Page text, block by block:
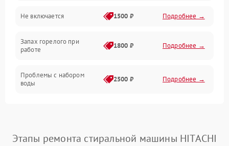
Не включается 1500 ₽ Подробнее →
Запах горелого при
работе
1800 ₽ Подробнее →
Проблемы с набором
воды
2500 ₽ Подробнее →
2200 ₽ Подробнее →
Этапы ремонта стиральной машины HITACHI